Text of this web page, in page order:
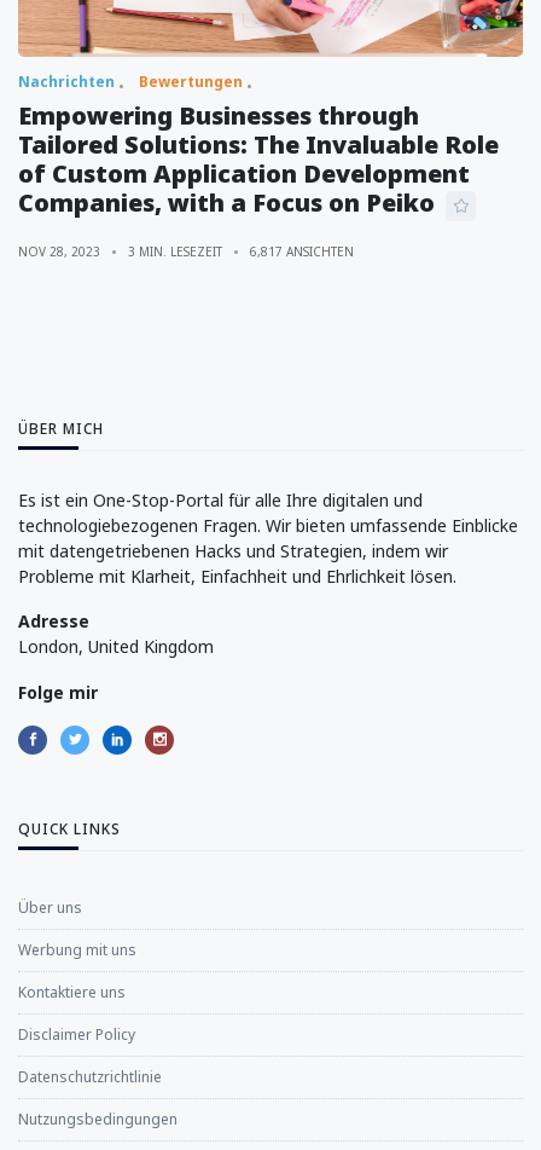
Nachrichten Bewertungen
Empowering Businesses through
Tailored Solutions: The Invaluable Role
of Custom Application Development
Companies, with a Focus on Peiko
NOV 28, 2023 3 MIN. LESEZEIT 6,817 ANSICHTEN
ÜBER MICH
Es ist ein One-Stop-Portal für alle Ihre digitalen und
technologiebezogenen Fragen. Wir bieten umfassende Einblicke
mit datengetriebenen Hacks und Strategien, indem wir
Probleme mit Klarheit, Einfachheit und Ehrlichkeit lösen.
Adresse
London, United Kingdom
Folge mir
QUICK LINKS
Über uns
Werbung mit uns
Kontaktiere uns
Disclaimer Policy
Datenschutzrichtlinie
Nutzungsbedingungen